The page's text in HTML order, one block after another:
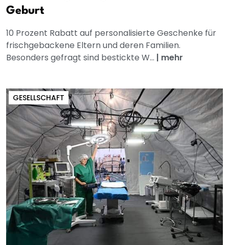
Geburt
10 Prozent Rabatt auf personalisierte Geschenke für
frischgebackene Eltern und deren Familien.
Besonders gefragt sind bestickte W... | mehr
GESELLSCHAFT